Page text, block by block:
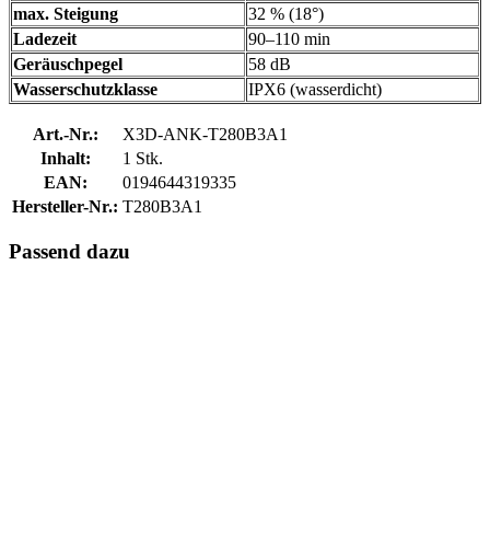
max. Steigung
32 % (18°)
Ladezeit
90–110 min
Geräuschpegel
58 dB
Wasserschutzklasse
IPX6 (wasserdicht)
Art.-Nr.:
X3D-ANK-T280B3A1
Inhalt:
1 Stk.
EAN:
0194644319335
Hersteller-Nr.: T280B3A1
Passend dazu